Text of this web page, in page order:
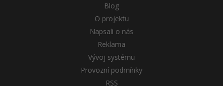
Blog
O projektu
Napsali o nás
Reklama
Vývoj systému
Provozní podmínky
RSS